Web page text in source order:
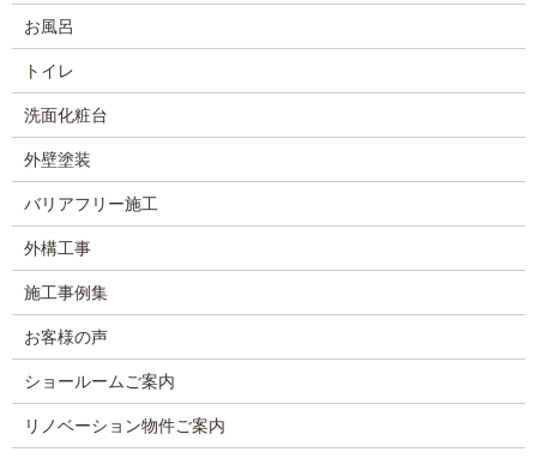
お風呂
トイレ
洗面化粧台
外壁塗装
バリアフリー施工
外構工事
施工事例集
お客様の声
ショールームご案内
リノベーション物件ご案内